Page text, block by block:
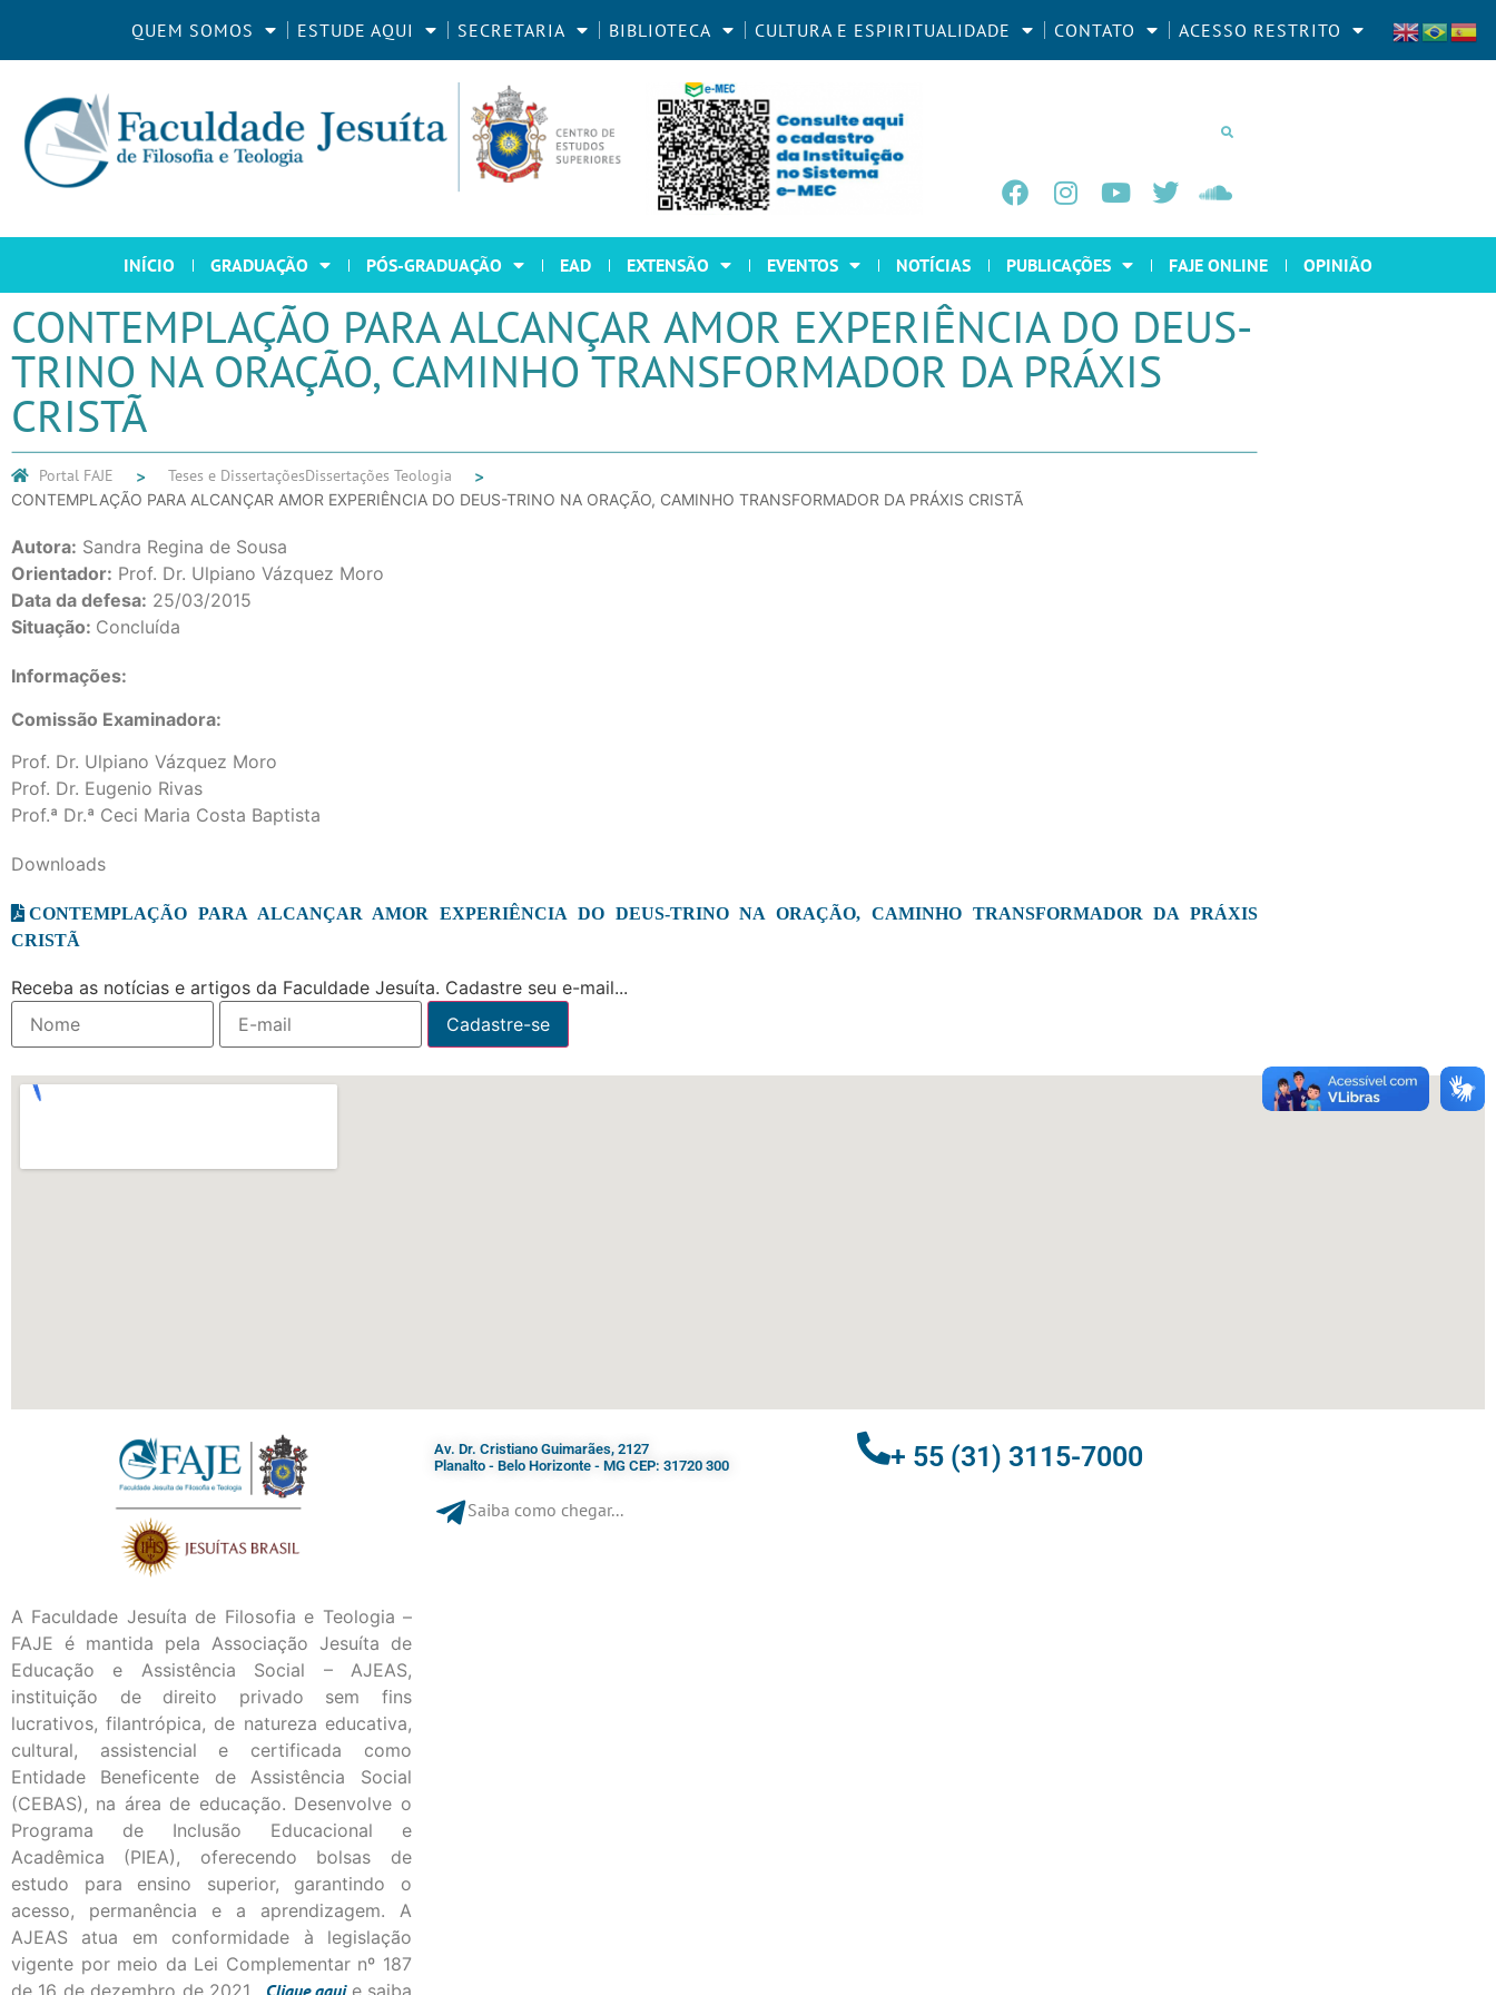
QUEM SOMOS ESTUDE AQUI SECRETARIA BIBLIOTECA CULTURA E ESPIRITUALIDADE CONTATO ACESSO RESTRITO
INÍCIO GRADUAÇÃO PÓS-GRADUAÇÃO EAD EXTENSÃO EVENTOS NOTÍCIAS PUBLICAÇÕES FAJE ONLINE OPINIÃO
CONTEMPLAÇÃO PARA ALCANÇAR AMOR EXPERIÊNCIA DO DEUS-
TRINO NA ORAÇÃO, CAMINHO TRANSFORMADOR DA PRÁXIS
CRISTÃ
Portal FAJE Teses e DissertaçõesDissertações Teologia
CONTEMPLAÇÃO PARA ALCANÇAR AMOR EXPERIÊNCIA DO DEUS-TRINO NA ORAÇÃO, CAMINHO TRANSFORMADOR DA PRÁXIS CRISTÃ
Autora: Sandra Regina de Sousa
Orientador: Prof. Dr. Ulpiano Vázquez Moro
Data da defesa: 25/03/2015
Situação: Concluída
Informações:
Comissão Examinadora:
Prof. Dr. Ulpiano Vázquez Moro
Prof. Dr. Eugenio Rivas
Prof.ª Dr.ª Ceci Maria Costa Baptista
Downloads
CONTEMPLAÇÃO PARA ALCANÇAR AMOR EXPERIÊNCIA DO DEUS-TRINO NA ORAÇÃO, CAMINHO TRANSFORMADOR DA PRÁXIS
CRISTÃ
Receba as notícias e artigos da Faculdade Jesuíta. Cadastre seu e-mail...
A Faculdade Jesuíta de Filosofia e Teologia –
FAJE é mantida pela Associação Jesuíta de
Educação e Assistência Social – AJEAS,
instituição de direito privado sem fins
lucrativos, filantrópica, de natureza educativa,
cultural, assistencial e certificada como
Entidade Beneficente de Assistência Social
(CEBAS), na área de educação. Desenvolve o
Programa de Inclusão Educacional e
Acadêmica (PIEA), oferecendo bolsas de
estudo para ensino superior, garantindo o
acesso, permanência e a aprendizagem. A
AJEAS atua em conformidade à legislação
vigente por meio da Lei Complementar nº 187
Av. Dr. Cristiano Guimarães, 2127
Planalto - Belo Horizonte - MG CEP: 31720 300
Saiba como chegar...
+ 55 (31) 3115-7000​